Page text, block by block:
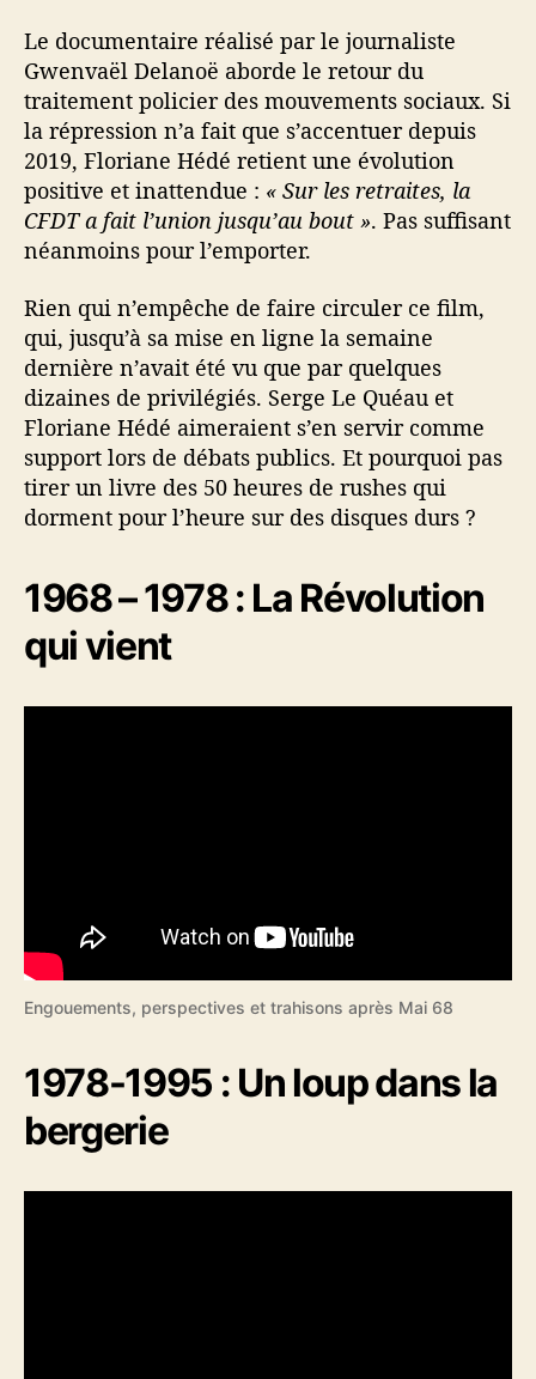
r
e
s
B
r
t
a
e
Le documentaire réalisé par le journaliste
Gwenvaël Delanoë aborde le retour du
traitement policier des mouvements sociaux. Si
la répression n’a fait que s’accentuer depuis
2019, Floriane Hédé retient une évolution
positive et inattendue : « Sur les retraites, la
CFDT a fait l’union jusqu’au bout ». Pas suffisant
néanmoins pour l’emporter.
Rien qui n’empêche de faire circuler ce film,
qui, jusqu’à sa mise en ligne la semaine
dernière n’avait été vu que par quelques
dizaines de privilégiés. Serge Le Quéau et
Floriane Hédé aimeraient s’en servir comme
support lors de débats publics. Et pourquoi pas
tirer un livre des 50 heures de rushes qui
dorment pour l’heure sur des disques durs ?
1968 – 1978 : La Révolution
qui vient
Engouements, perspectives et trahisons après Mai 68
1978-1995 : Un loup dans la
bergerie